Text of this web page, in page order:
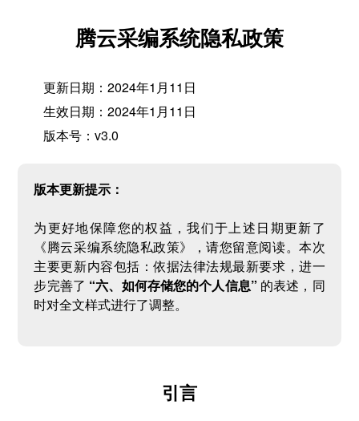
腾云采编系统隐私政策
更新日期：2024年1月11日
生效日期：2024年1月11日
版本号：v3.0
版本更新提示：
为更好地保障您的权益，我们于上述日期更新了
《腾云采编系统隐私政策》，请您留意阅读。本次
主要更新内容包括：依据法律法规最新要求，进一
步完善了 “六、如何存储您的个人信息” 的表述，同
时对全文样式进行了调整。
引言